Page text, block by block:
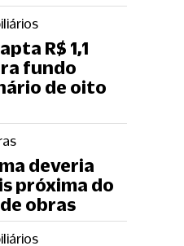
R$ 1,1
fundo
de oito
deveria
próxima do
obras